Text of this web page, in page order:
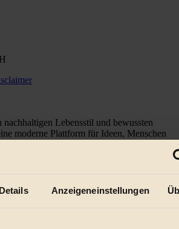
Details Anzeigeneinstellungen
nachhaltigen Lebensstil und bewussten
moderne Plattform für Ideen, Menschen
im schnell wachsenden Markt des